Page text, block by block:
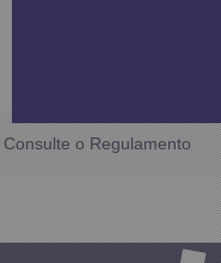
Consulte o Regulamento